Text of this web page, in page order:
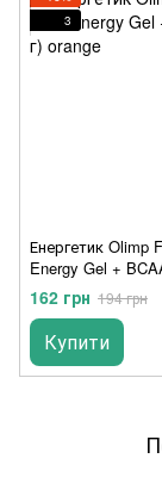
3
Енергетик Olimp
Energy Gel +
orange
162 грн 194 грн
Купити